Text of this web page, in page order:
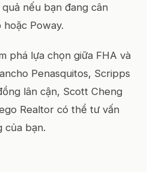
nếu bạn đang cân
hoặc Poway.
phá lựa chọn giữa FHA và
Penasquitos, Scripps
lân cận, Scott Cheng
Realtor có thể tư vấn
của bạn.